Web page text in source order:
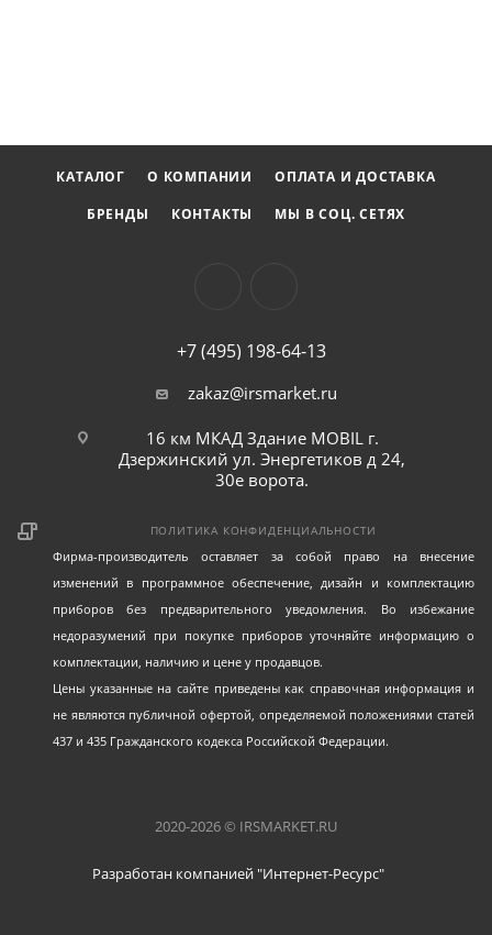
КАТАЛОГ О КОМПАНИИ
ОПЛАТА И ДОСТАВКА
БРЕНДЫ
КОНТАКТЫ МЫ В СОЦ. СЕТЯХ
+7 (495) 198-64-13
zakaz@irsmarket.ru
16 км МКАД Здание MOBIL г.
Дзержинский ул. Энергетиков д 24,
30е ворота.
ПОЛИТИКА КОНФИДЕНЦИАЛЬНОСТИ
Фирма-производитель оставляет за собой право на внесение
изменений в программное обеспечение, дизайн и комплектацию
приборов без предварительного уведомления. Во избежание
недоразумений при покупке приборов уточняйте информацию о
комплектации, наличию и цене у продавцов.
Цены указанные на сайте приведены как справочная информация и
не являются публичной офертой, определяемой положениями статей
437 и 435 Гражданского кодекса Российской Федерации.
2020-2026 © IRSMARKET.RU
Разработан компанией "Интернет-Ресурс"